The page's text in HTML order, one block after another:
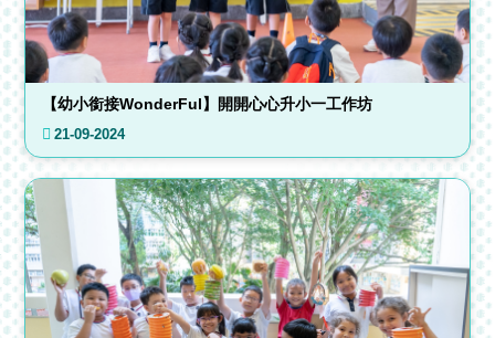
【幼小銜接WonderFul】開開心心升小一工作坊
21-09-2024